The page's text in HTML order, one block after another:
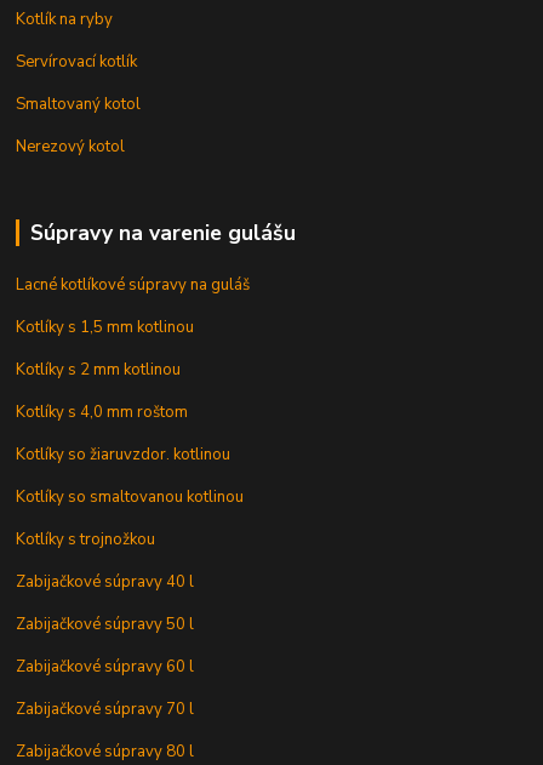
Kotlík na ryby
Servírovací kotlík
Smaltovaný kotol
Nerezový kotol
Súpravy na varenie gulášu
Lacné kotlíkové súpravy na guláš
Kotlíky s 1,5 mm kotlinou
Kotlíky s 2 mm kotlinou
Kotlíky s 4,0 mm roštom
Kotlíky so žiaruvzdor. kotlinou
Kotlíky so smaltovanou kotlinou
Kotlíky s trojnožkou
Zabijačkové súpravy 40 l
Zabijačkové súpravy 50 l
Zabijačkové súpravy 60 l
Zabijačkové súpravy 70 l
Zabijačkové súpravy 80 l